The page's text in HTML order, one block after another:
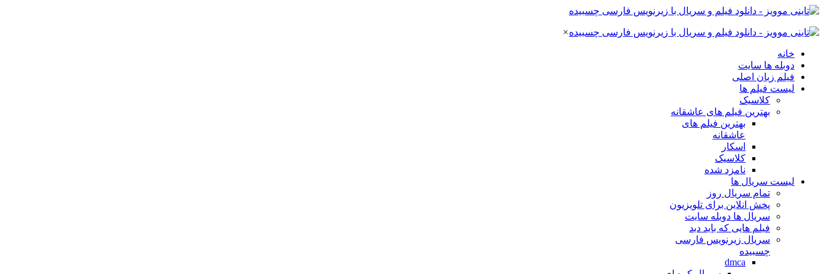
×
خانه
دوبله ها سایت
فیلم زبان اصلی
لیست فیلم ها
کلاسیک
بهترین فیلم های عاشقانه
بهترین فیلم های
عاشقانه
اسکار
کلاسیک
نامزد شده
لیست سریال ها
تمام سریال روز
پخش انلاین برای تلویزیون
سریال ها دوبله سایت
فیلم هایی که باید دید
سریال زیرنویس فارسی
چسبیده
dmca